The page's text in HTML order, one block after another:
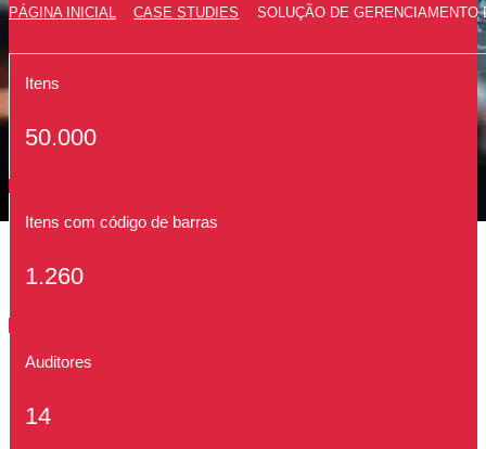
PÁGINA INICIAL CASE STUDIES SOLUÇÃO DE
Itens
50.000
Itens com código de barras
1.260
Auditores
14